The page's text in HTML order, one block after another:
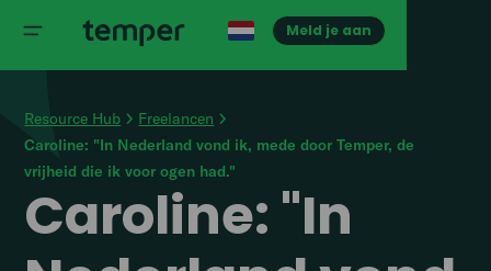
Meld je aan
Resource Hub
Freelancen
Caroline: "In Nederland vond ik, mede door Temper, de
vrijheid die ik voor ogen had."
Caroline: "In